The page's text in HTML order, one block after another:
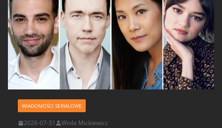
WIADOMOŚCI SERIALOWE
2026-07-31 Wiola Mickiewicz